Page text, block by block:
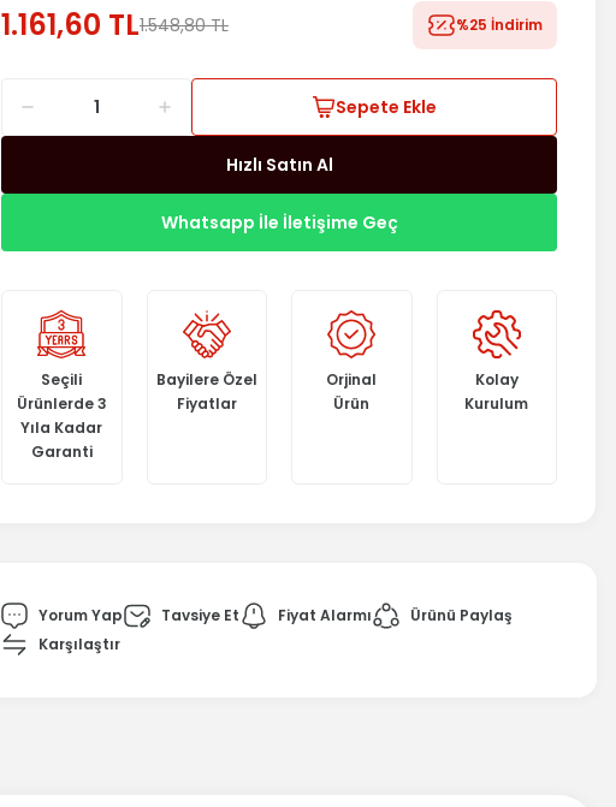
1.161,60 TL1.548,80 TL %25 İndirim
Sepete Ekle
Hızlı Satın Al
Whatsapp İle İletişime Geç
Seçili
Ürünlerde 3
Yıla Kadar
Garanti
Bayilere Özel
Fiyatlar
Orjinal
Ürün
Kolay
Kurulum
Yorum Yap Tavsiye Et Fiyat Alarmı
Ürünü Paylaş
Karşılaştır